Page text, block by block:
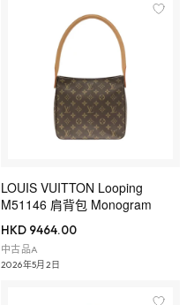
LOUIS VUITTON Looping
M51146 肩背包 Monogram
HKD 9464.00
中古品A
2026年5月2日